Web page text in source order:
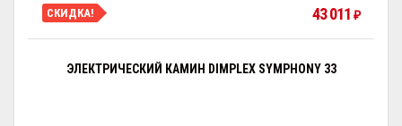
СКИДКА! 43 011 ₽
ЭЛЕКТРИЧЕСКИЙ КАМИН DIMPLEX SYMPHONY 33